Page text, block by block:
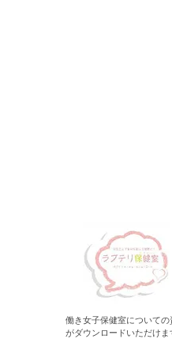
働き女子保健室についての
がダウンロードいただけま